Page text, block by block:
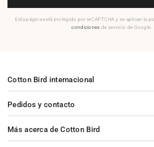
Esta página está protegido por reCAPTCHA y se aplican la
condiciones de servicio de Google.
Pedidos y contacto
Más acerca de Cotton Bird
Cotton Bird internacional